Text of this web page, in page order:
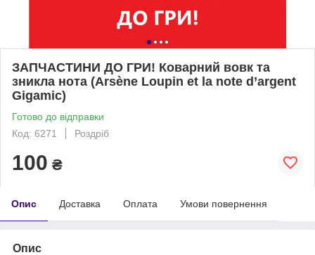
ЗАПЧАСТИНИ ДО ГРИ! Коварний вовк та
зникла нота (Arsène Loupin et la note d’argent
Gigamic)
Готово до відправки
Код: 6271
Роздріб
100 ₴
Опис Доставка Оплата Умови повернення
Опис